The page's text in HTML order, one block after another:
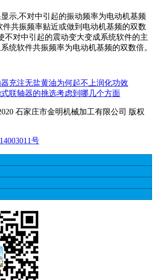
示,不对中引起的振动频率为电动机基频
件共振频率贴近或做到电动机基频的双数
不对中引起的震动变大变成系统软件的主
统软件共振频率为电动机基频的双数倍。
充注无盐黄油为何起不上润化功效
联轴器的挑选考虑到哪几个方面
石家庄市金明机械加工有限公司 版权
号